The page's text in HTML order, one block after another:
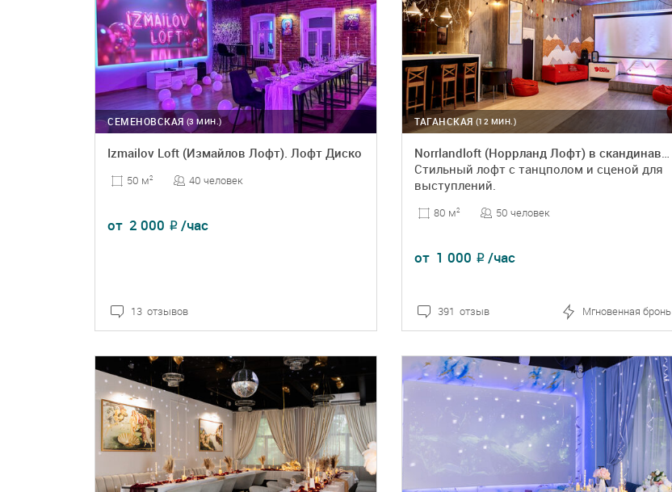
(3 МИН.)
СЕМЕНОВСКАЯ
Izmailov Loft (Измайлов Лофт). Лофт Диско
50 м2 40 человек
от 2 000 ₽ /час
13 отзывов
(12 МИН.)
ТАГАНСКАЯ
Norrlandloft (Норрланд Лофт) в скандинавском стиле
Стильный лофт с танцполом и сценой для
выступлений.
80 м2 50 человек
от 1 000 ₽ /час
391 отзыв Мгновенная бронь